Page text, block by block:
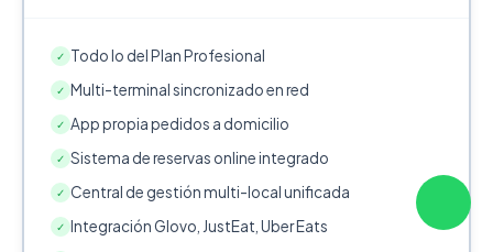
✓ Todo lo del Plan Profesional
✓ Multi-terminal sincronizado en red
✓ App propia pedidos a domicilio
✓ Sistema de reservas online integrado
✓ Central de gestión multi-local unificada
✓ Integración Glovo, JustEat, Uber Eats